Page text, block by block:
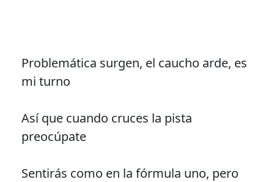
Problemática surgen, el caucho arde, es
mi turno
Así que cuando cruces la pista
preocúpate
Sentirás como en la fórmula uno, pero